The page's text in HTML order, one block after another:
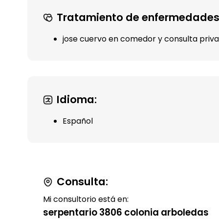
Tratamiento de
jose cuervo en comedor y consulta
Idioma:
Español
Consulta:
Mi consultorio está en:
serpentario 3806 colonia arboledas